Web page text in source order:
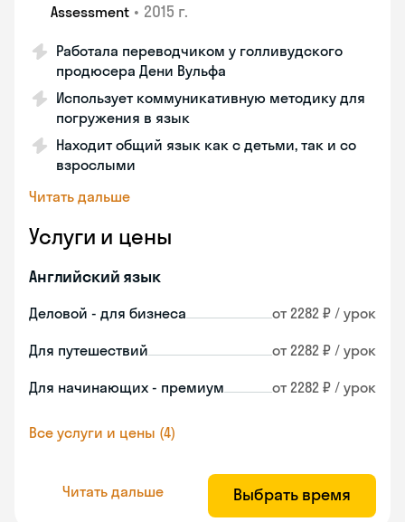
Assessment • 2015 г.
Работала переводчиком у голливудского
продюсера Дени Вульфа
Использует коммуникативную методику для
погружения в язык
Находит общий язык как с детьми, так и со
взрослыми
Читать дальше
Услуги и цены
Английский язык
Деловой - для бизнеса от 2282 ₽ / урок
Для путешествий от 2282 ₽ / урок
Для начинающих - премиум от 2282 ₽ / урок
Все услуги и цены (4)
Читать дальше Выбрать время